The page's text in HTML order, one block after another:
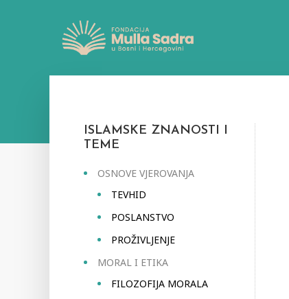
ISLAMSKE ZNANOSTI I
TEME
OSNOVE VJEROVANJA
TEVHID
POSLANSTVO
PROŽIVLJENJE
MORAL I ETIKA
FILOZOFIJA MORALA